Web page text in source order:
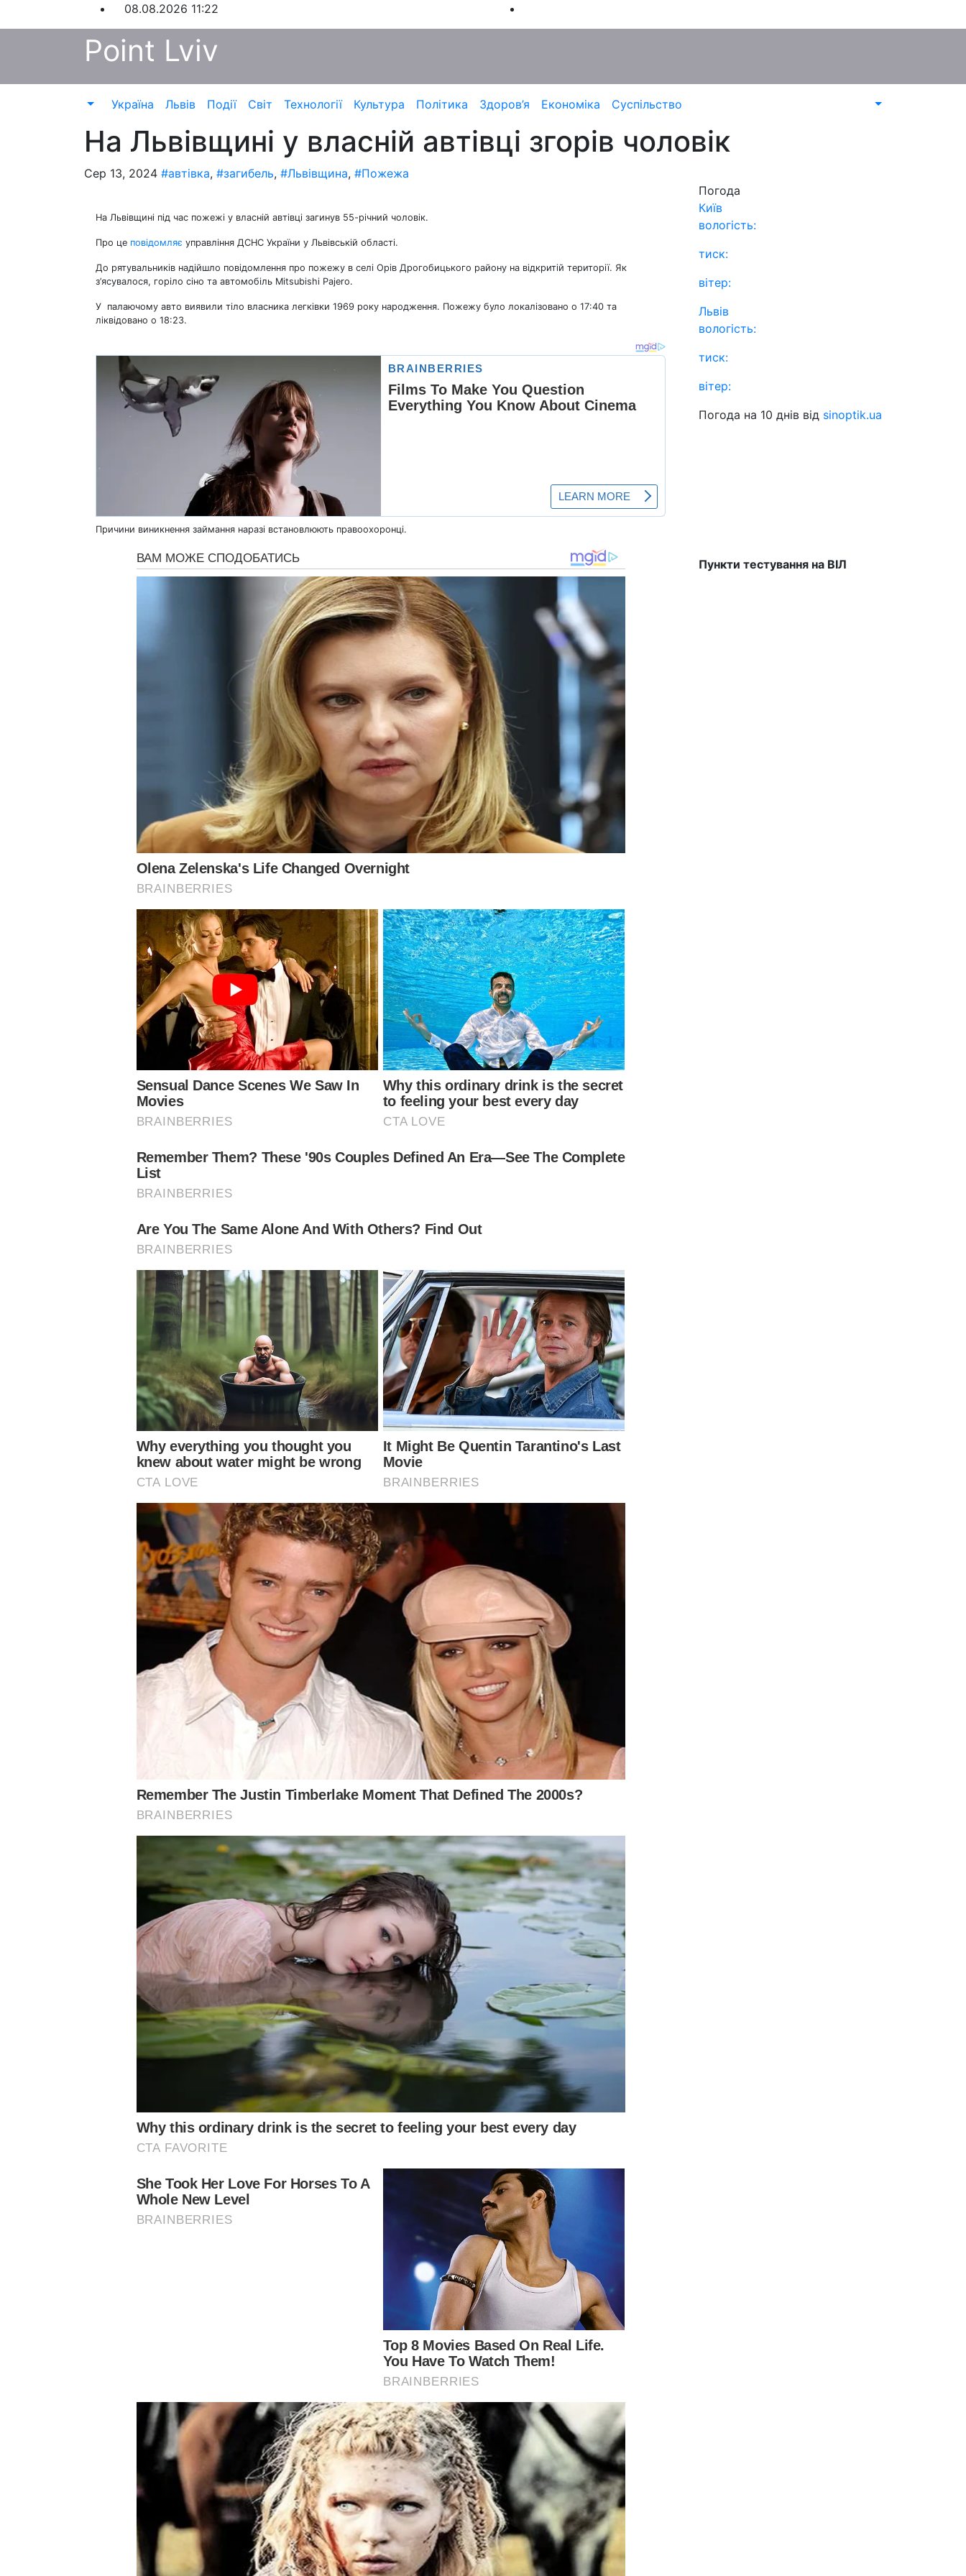
до
08.08.2026 11:22
Point Lviv
Україна Львів Події Світ Технології Культура Політика Здоров’я Економіка Суспільство
На Львівщині у власній автівці згорів чоловік
Сер 13, 2024 #автівка, #загибель, #Львівщина, #Пожежа
На Львівщині під час пожежі у власній автівці загинув 55-річний чоловік.
Про це повідомляє управління ДСНС України у Львівській області.
До рятувальників надійшло повідомлення про пожежу в селі Орів Дрогобицького району на відкритій території. Як
з’ясувалося, горіло сіно та автомобіль Mitsubishi Рajero.
У палаючому авто виявили тіло власника легківки 1969 року народження. Пожежу було локалізовано о 17:40 та
ліквідовано о 18:23.
Причини виникнення займання наразі встановлюють правоохоронці.
Погода
Київ
вологість:
тиск:
вітер:
Львів
вологість:
тиск:
вітер:
Погода на 10 днів від sinoptik.ua
Пункти тестування на ВІЛ